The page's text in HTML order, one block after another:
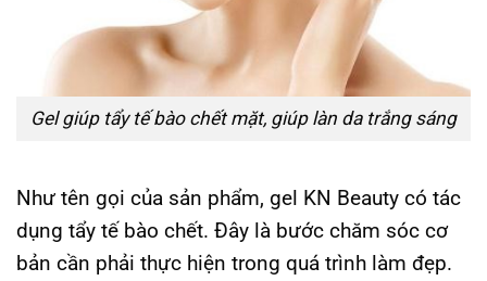
Gel giúp tẩy tế bào chết mặt, giúp làn da trắng sáng
Như tên gọi của sản phẩm, gel KN Beauty có tác
dụng tẩy tế bào chết. Đây là bước chăm sóc cơ
bản cần phải thực hiện trong quá trình làm đẹp.